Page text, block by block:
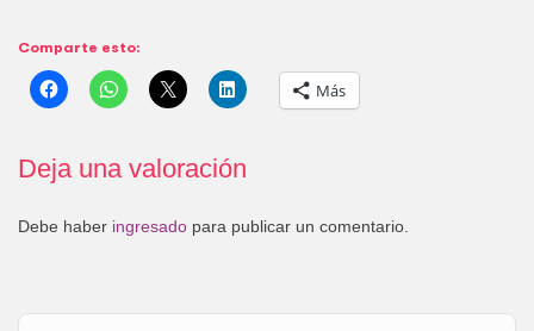
Comparte esto:
Más
Deja una valoración
Debe haber ingresado para publicar un comentario.